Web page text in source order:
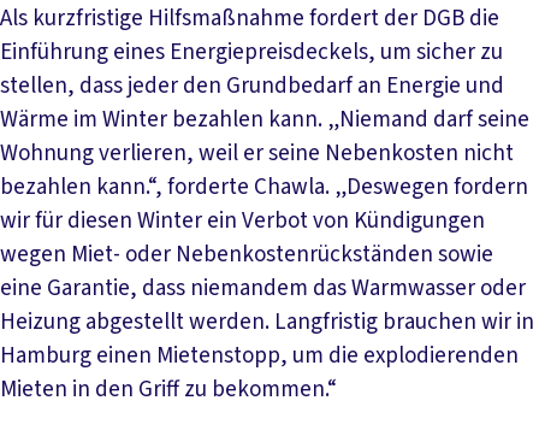
Als kurzfristige Hilfsmaßnahme fordert der DGB die
Einführung eines Energiepreisdeckels, um sicher zu
stellen, dass jeder den Grundbedarf an Energie und
Wärme im Winter bezahlen kann. „Niemand darf seine
Wohnung verlieren, weil er seine Nebenkosten nicht
bezahlen kann.“, forderte Chawla. „Deswegen fordern
wir für diesen Winter ein Verbot von Kündigungen
wegen Miet- oder Nebenkostenrückständen sowie
eine Garantie, dass niemandem das Warmwasser oder
Heizung abgestellt werden. Langfristig brauchen wir in
Hamburg einen Mietenstopp, um die explodierenden
Mieten in den Griff zu bekommen.“